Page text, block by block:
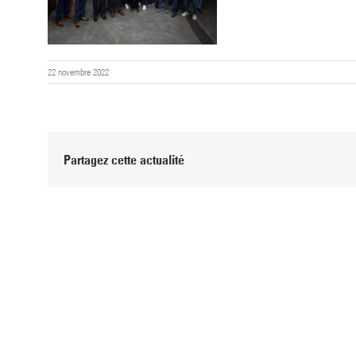
22 novembre 2022
Partagez cette actualité